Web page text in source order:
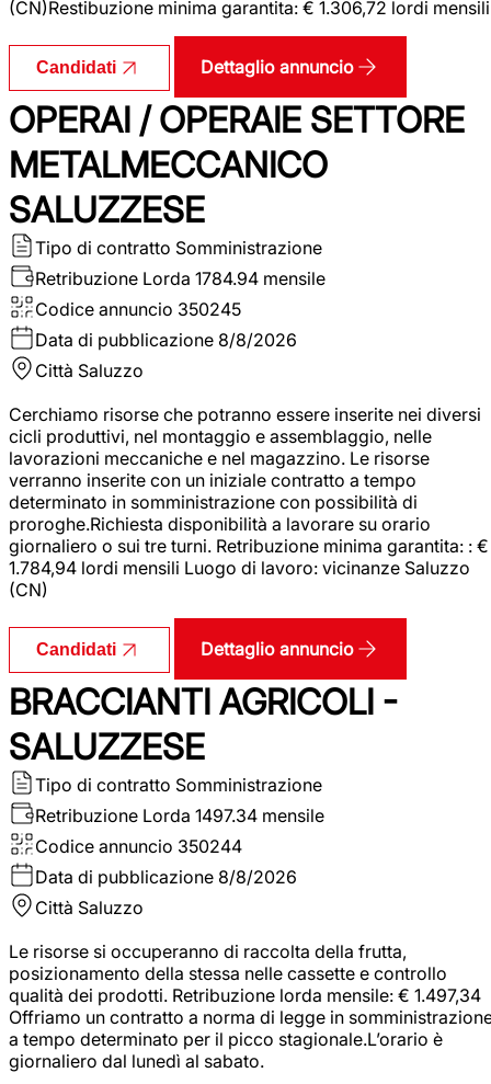
(CN)Restibuzione minima garantita: € 1.306,72 lordi mensili
Candidati Dettaglio annuncio
OPERAI / OPERAIE SETTORE
METALMECCANICO
SALUZZESE
Tipo di contratto Somministrazione
Retribuzione Lorda 1784.94 mensile
Codice annuncio 350245
Data di pubblicazione 8/8/2026
Città Saluzzo
Cerchiamo risorse che potranno essere inserite nei diversi
cicli produttivi, nel montaggio e assemblaggio, nelle
lavorazioni meccaniche e nel magazzino. Le risorse
verranno inserite con un iniziale contratto a tempo
determinato in somministrazione con possibilità di
proroghe.Richiesta disponibilità a lavorare su orario
giornaliero o sui tre turni. Retribuzione minima garantita: : €
1.784,94 lordi mensili Luogo di lavoro: vicinanze Saluzzo
(CN)
Candidati Dettaglio annuncio
BRACCIANTI AGRICOLI -
SALUZZESE
Tipo di contratto Somministrazione
Retribuzione Lorda 1497.34 mensile
Codice annuncio 350244
Data di pubblicazione 8/8/2026
Città Saluzzo
Le risorse si occuperanno di raccolta della frutta,
posizionamento della stessa nelle cassette e controllo
qualità dei prodotti. Retribuzione lorda mensile: € 1.497,34
Offriamo un contratto a norma di legge in
a tempo determinato per il picco stagionale.L’orario è
giornaliero dal lunedì al sabato.